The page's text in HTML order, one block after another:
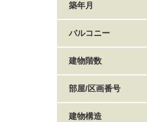
築年月
バルコニー
建物階数
部屋/区画番号
建物構造